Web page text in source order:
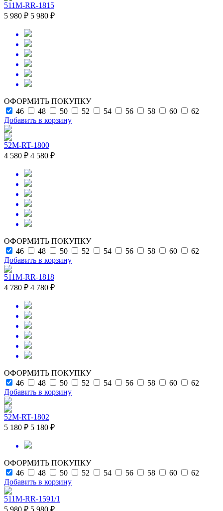
511M-RR-1815
5 980 ₽ 5 980 ₽
ОФОРМИТЬ ПОКУПКУ
46
48 50 52 54 56 58 60
62
Добавить в корзину
52M-RT-1800
4 580 ₽ 4 580 ₽
ОФОРМИТЬ ПОКУПКУ
46
48 50 52 54 56 58 60
62
Добавить в корзину
511M-RR-1818
4 780 ₽ 4 780 ₽
ОФОРМИТЬ ПОКУПКУ
46
48 50 52 54 56 58 60
62
Добавить в корзину
52M-RT-1802
5 180 ₽ 5 180 ₽
ОФОРМИТЬ ПОКУПКУ
46
48 50 52 54 56 58 60
62
Добавить в корзину
511M-RR-1591/1
5 980 ₽ 5 980 ₽